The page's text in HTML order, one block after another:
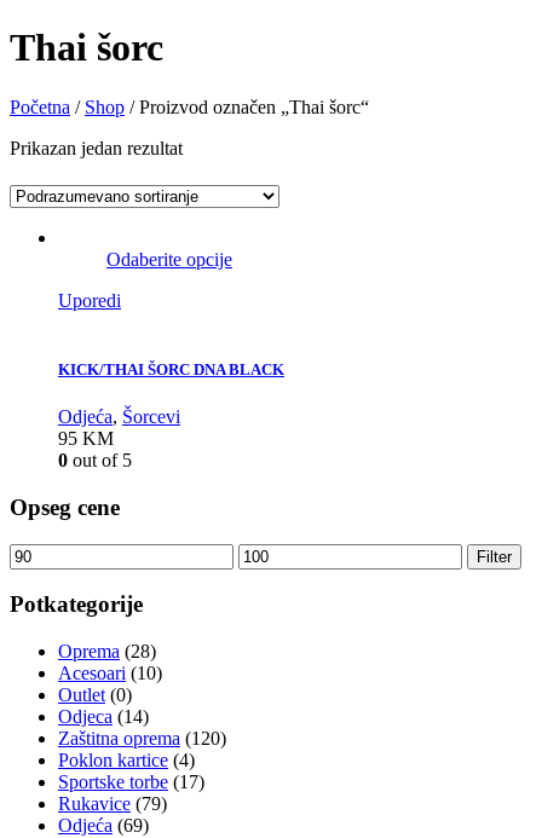
Thai šorc
Početna / Shop / Proizvod označen „Thai šorc“
Prikazan jedan rezultat
Odaberite opcije
Uporedi
KICK/THAI ŠORC DNA BLACK
Odjeća, Šorcevi
95 KM
0 out of 5
Opseg cene
Filter
Potkategorije
Oprema (28)
Acesoari (10)
Outlet (0)
Odjeca (14)
Zaštitna oprema (120)
Poklon kartice (4)
Sportske torbe (17)
Rukavice (79)
Odjeća (69)